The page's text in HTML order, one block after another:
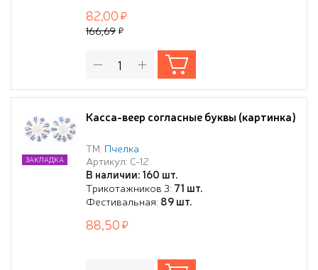
82,00
166,69
Касса-веер согласные буквы (картинка)
ТМ: Пчелка
Артикул: С-12
В наличии: 160 шт.
Трикотажников 3: 71 шт.
Фестивальная: 89 шт.
ЗАКЛАДКА
88,50